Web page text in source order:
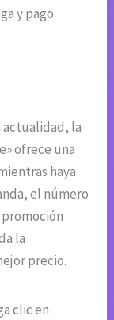
y pago
actualidad, la
ofrece una
haya
el número
la
precio.
clic en